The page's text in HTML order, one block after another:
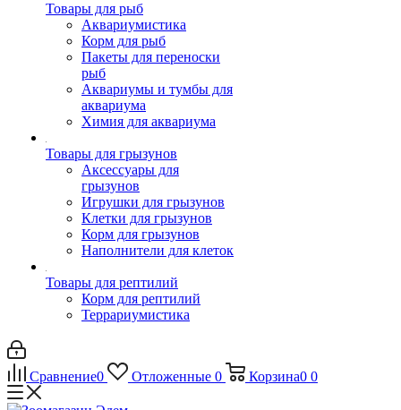
Товары для рыб
Аквариумистика
Корм для рыб
Пакеты для переноски
рыб
Аквариумы и тумбы для
аквариума
Химия для аквариума
Товары для грызунов
Аксессуары для
грызунов
Игрушки для грызунов
Клетки для грызунов
Корм для грызунов
Наполнители для клеток
Товары для рептилий
Корм для рептилий
Террариумистика
Сравнение0 Отложенные 0 Корзина0 0